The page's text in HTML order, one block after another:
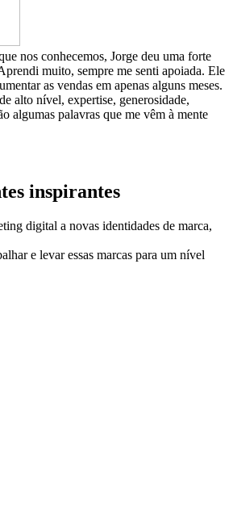
nos conhecemos, Jorge deu uma forte
muito, sempre me senti apoiada. Ele
as vendas em apenas alguns meses.
alto nível, expertise, generosidade,
algumas palavras que me vêm à mente
inspirantes
digital a novas identidades de marca,
e levar essas marcas para um nível